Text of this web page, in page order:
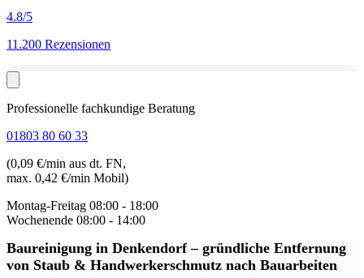
4.8/5
11.200 Rezensionen
Professionelle fachkundige Beratung
01803 80 60 33
(0,09 €/min aus dt. FN,
max. 0,42 €/min Mobil)
Montag-Freitag 08:00 - 18:00
Wochenende 08:00 - 14:00
Baureinigung in Denkendorf– gründliche Entfernung
von Staub & Handwerkerschmutz nach Bauarbeiten